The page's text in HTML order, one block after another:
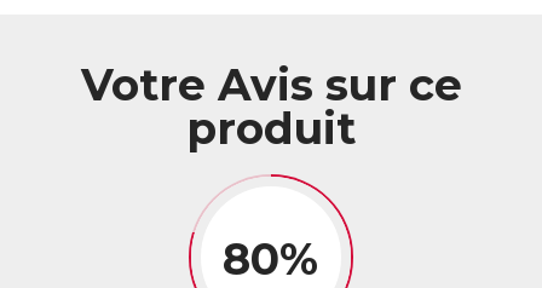
Votre Avis sur ce
produit
80%